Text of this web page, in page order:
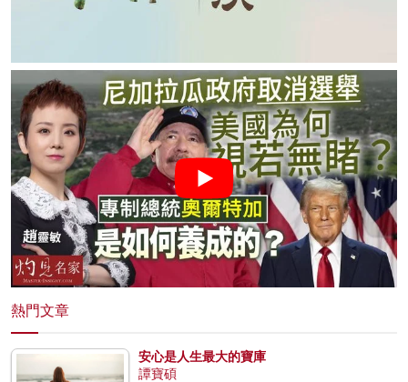
熱門文章
安心是人生最大的寶庫
譚寶碩